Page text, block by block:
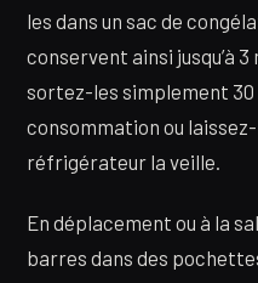
les dans un sac de
conservent ainsi jusqu’à
sortez-les simplement
consommation ou
réfrigérateur la veille.
En déplacement ou à la
barres dans des